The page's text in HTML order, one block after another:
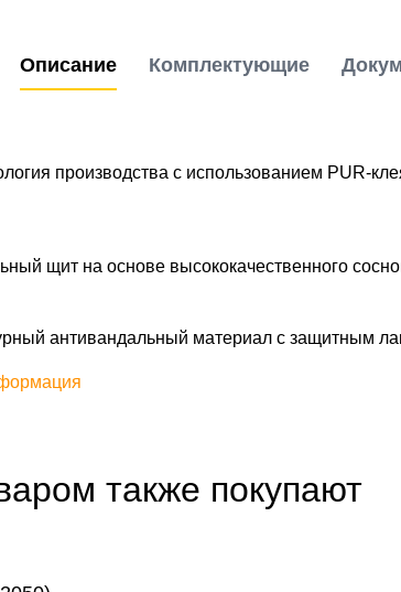
Описание Комплектующие
производства с использованием PUR-
щит на основе высококачественного
антивандальный материал с защитным
также покупают